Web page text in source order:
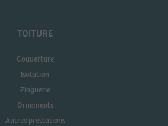
TOITURE
Couverture
Isolation
Zinguerie
Ornements
Autres prestations